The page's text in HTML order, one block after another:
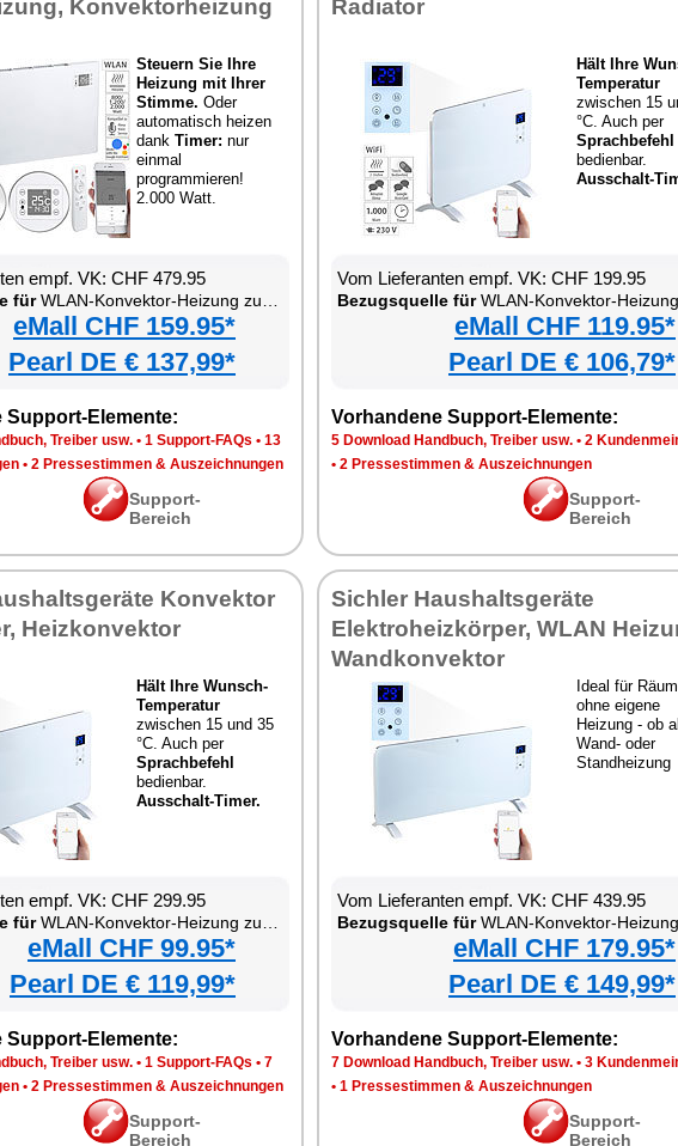
Konvektorheizung
Steuern Sie Ihre
Heizung mit Ihrer
Stimme. Oder
automatisch heizen
dank Timer: nur
einmal
programmieren!
2.000 Watt.
empf. VK: CHF 479.95
fürWLAN-Konvektor-Heizung zur Wand- und Standmontage
eMall CHF 159.95*
Pearl DE € 137,99*
Support-Elemente:
Treiber usw. • 1 Support-FAQs • 13
• 2 Pressestimmen & Auszeichnungen
Support-
Bereich
Radiator
Hält Ihre
Temperatur
zwischen 15
°C. Auch per
Sprachbefehl
bedienbar.
Ausschalt-
Vom Lieferanten empf. VK: CHF 199.95
Bezugsquelle fürWLAN-Konvektor-Heizung zur Wand- und
eMall CHF 119.95*
Pearl DE € 106,79*
Vorhandene Support-Elemente:
5 Download Handbuch, Treiber usw. • 2
• 2 Pressestimmen & Auszeichnungen
Support-
Bereich
Konvektor
Heizkonvektor
Hält Ihre Wunsch-
Temperatur
zwischen 15 und 35
°C. Auch per
Sprachbefehl
bedienbar.
Ausschalt-Timer.
empf. VK: CHF 299.95
fürWLAN-Konvektor-Heizung zur Wand- und Standmontage
eMall CHF 99.95*
Pearl DE € 119,99*
Support-Elemente:
Treiber usw. • 1 Support-FAQs • 7
• 2 Pressestimmen & Auszeichnungen
Support-
Bereich
Sichler Haushaltsgeräte
Elektroheizkörper, WLAN
Wandkonvektor
Ideal für
ohne eigene
Heizung - ob
Wand- oder
Standheizung
Vom Lieferanten empf. VK: CHF 439.95
Bezugsquelle fürWLAN-Konvektor-Heizung zur Wand- und
eMall CHF 179.95*
Pearl DE € 149,99*
Vorhandene Support-Elemente:
7 Download Handbuch, Treiber usw. • 3
• 1 Pressestimmen & Auszeichnungen
Support-
Bereich